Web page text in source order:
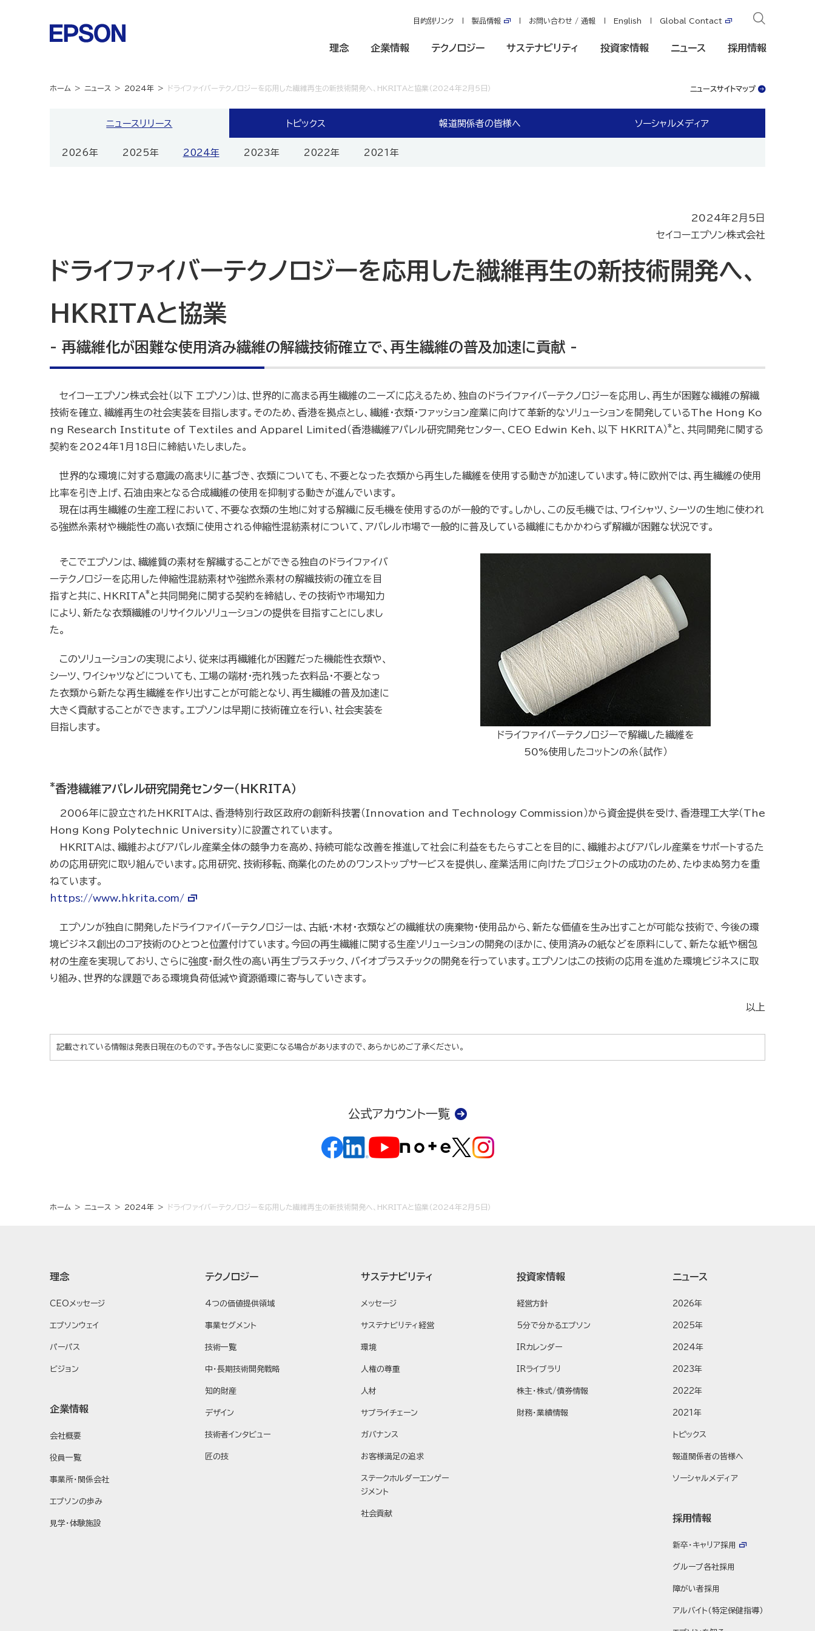
目的別リンク 製品情報 お問い合わせ / 通報 English Global Contact
理念 企業情報 テクノロジー サステナビリティ 投資家情報 ニュース 採用情報
ニュースサイトマップ
ホーム ニュース 2024年 ドライファイバーテクノロジーを応用した繊維再生の新技術開発へ、HKRITAと協業（2024年2月5日）
ニュースリリース
2026年 2025年 2024年 2023年 2022年 2021年
トピックス 報道関係者の皆様へ ソーシャルメディア
2024年2月5日
セイコーエプソン株式会社
ドライファイバーテクノロジーを応用した繊維再生の新技術開発へ、
HKRITAと協業
- 再繊維化が困難な使用済み繊維の解繊技術確立で、再生繊維の普及加速に貢献 -
セイコーエプソン株式会社（以下 エプソン）は、世界的に高まる再生繊維のニーズに応えるため、独自のドライファイバーテクノロジーを応用し、再生が困難な繊維の解繊
技術を確立、繊維再生の社会実装を目指します。そのため、香港を拠点とし、繊維・衣類・ファッション産業に向けて革新的なソリューションを開発しているThe Hong Ko
ng Research Institute of Textiles and Apparel Limited（香港繊維アパレル研究開発センター、CEO Edwin Keh、以下 HKRITA）*と、共同開発に関する
契約を2024年1月18日に締結いたしました。
世界的な環境に対する意識の高まりに基づき、衣類についても、不要となった衣類から再生した繊維を使用する動きが加速しています。特に欧州では、再生繊維の使用
比率を引き上げ、石油由来となる合成繊維の使用を抑制する動きが進んでいます。
現在は再生繊維の生産工程において、不要な衣類の生地に対する解繊に反毛機を使用するのが一般的です。しかし、この反毛機では、ワイシャツ、シーツの生地に使われ
る強撚糸素材や機能性の高い衣類に使用される伸縮性混紡素材について、アパレル市場で一般的に普及している繊維にもかかわらず解繊が困難な状況です。
そこでエプソンは、繊維質の素材を解繊することができる独自のドライファイバ
ーテクノロジーを応用した伸縮性混紡素材や強撚糸素材の解繊技術の確立を目
指すと共に、
HKRITA*と共同開発に関する契約を締結し、その技術や市場知力
により、新たな衣類繊維のリサイクルソリューションの提供を目指すことにしまし
た。
このソリューションの実現により、従来は再繊維化が困難だった機能性衣類や、
シーツ、ワイシャツなどについても、工場の端材・売れ残った衣料品・不要となっ
た衣類から新たな再生繊維を作り出すことが可能となり、再生繊維の普及加速に
大きく貢献することができます。エプソンは早期に技術確立を行い、社会実装を
目指します。
ドライファイバーテクノロジーで解繊した繊維を
50%使用したコットンの糸（試作）
*香港繊維アパレル研究開発センター（HKRITA）
2006年に設立されたHKRITAは、香港特別行政区政府の創新科技署（Innovation and Technology Commission）から資金提供を受け、香港理工大学（The
Hong Kong Polytechnic University）に設置されています。
HKRITAは、繊維およびアパレル産業全体の競争力を高め、持続可能な改善を推進して社会に利益をもたらすことを目的に、繊維およびアパレル産業をサポートするた
めの応用研究に取り組んでいます。応用研究、技術移転、商業化のためのワンストップサービスを提供し、産業活用に向けたプロジェクトの成功のため、たゆまぬ努力を重
ねています。
https://www.hkrita.com/
エプソンが独自に開発したドライファイバーテクノロジーは、古紙・木材・衣類などの繊維状の廃棄物・使用品から、新たな価値を生み出すことが可能な技術で、今後の環
境ビジネス創出のコア技術のひとつと位置付けています。今回の再生繊維に関する生産ソリューションの開発のほかに、使用済みの紙などを原料にして、新たな紙や梱包
材の生産を実現しており、さらに強度・耐久性の高い再生プラスチック、バイオプラスチックの開発を行っています。エプソンはこの技術の応用を進めた環境ビジネスに取
り組み、世界的な課題である環境負荷低減や資源循環に寄与していきます。
以上
記載されている情報は発表日現在のものです。予告なしに変更になる場合がありますので、あらかじめご了承ください。
公式アカウント一覧
ホーム ニュース 2024年 ドライファイバーテクノロジーを応用した繊維再生の新技術開発へ、HKRITAと協業（2024年2月5日）
理念
CEOメッセージ
エプソンウェイ
パーパス
ビジョン
企業情報
会社概要
役員一覧
事業所・関係会社
エプソンの歩み
見学・体験施設
テクノロジー
4つの価値提供領域
事業セグメント
技術一覧
中・長期技術開発戦略
知的財産
デザイン
技術者インタビュー
匠の技
サステナビリティ
メッセージ
サステナビリティ経営
環境
人権の尊重
人材
サプライチェーン
ガバナンス
お客様満足の追求
ステークホルダーエンゲー
ジメント
社会貢献
投資家情報
経営方針
5分で分かるエプソン
IRカレンダー
IRライブラリ
株主・株式/債券情報
財務・業績情報
ニュース
2026年
2025年
2024年
2023年
2022年
2021年
トピックス
報道関係者の皆様へ
ソーシャルメディア
採用情報
新卒・キャリア採用
グループ各社採用
障がい者採用
アルバイト（特定保健指導）